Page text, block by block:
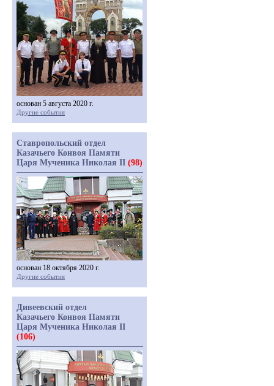
основан 5 августа 2020 г.
Другие события
Ставропольский отдел
Казачьего Конвоя Памяти
Царя Мученика Николая II (98)
основан 18 октября 2020 г.
Другие события
Дивеевский отдел
Казачьего Конвоя Памяти
Царя Мученика Николая II
(106)